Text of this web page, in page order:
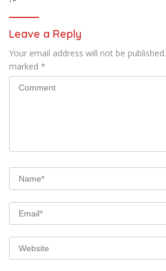
Leave a Reply
Your email address will not be published.
marked *